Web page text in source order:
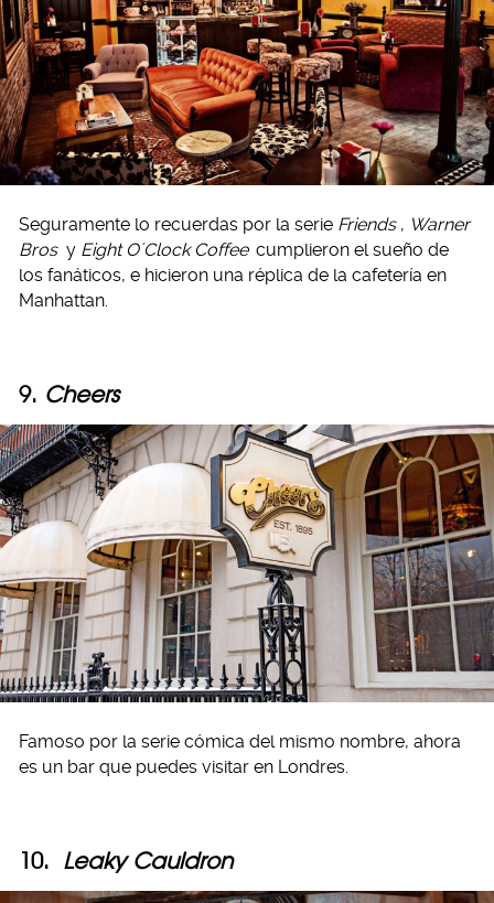
Seguramente lo recuerdas por la serie Friends , Warner
Bros y Eight O´Clock Coffee cumplieron el sueño de
los fanáticos, e hicieron una réplica de la cafetería en
Manhattan.
9. Cheers
Famoso por la serie cómica del mismo nombre, ahora
es un bar que puedes visitar en Londres.
10. Leaky Cauldron